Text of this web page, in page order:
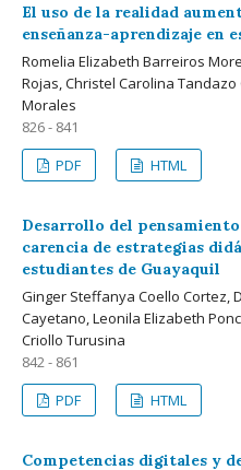
El uso de la realidad
enseñanza-aprendizaje en
Romelia Elizabeth Barreiros
Rojas, Christel Carolina
Morales
826 - 841
PDF
HTML
Desarrollo del
carencia de estrategias
estudiantes de Guayaquil
Ginger Steffanya Coello Cortez,
Cayetano, Leonila Elizabeth
Criollo Turusina
842 - 861
PDF
HTML
Competencias digitales y